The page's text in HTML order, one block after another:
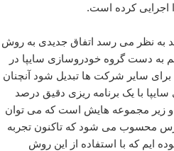
اجرایی کرده است.
به نظر می رسد اتفاق جدیدی به روش
به دست گروه خودروسازی سایپا در
سایر شرکت ها تبدیل شود آنچنان
با یک برنامه ریزی دقیق درصد
زیر مجموعه هایش است که می توان
محسوب می شود که تاکنون تجربه
ایم که با استفاده از این روش